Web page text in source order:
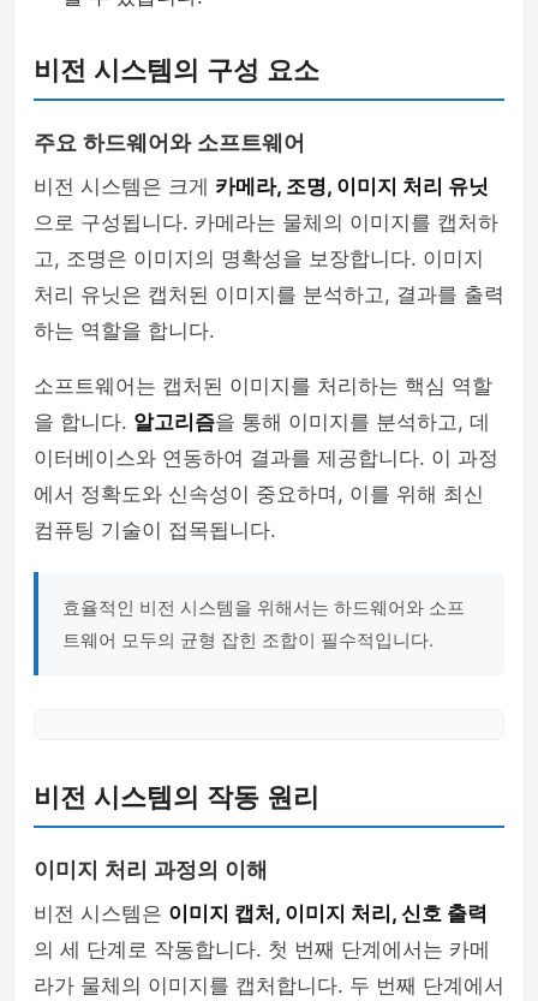
비전 시스템의 구성 요소
주요 하드웨어와 소프트웨어
비전 시스템은 크게 카메라, 조명, 이미지 처리 유닛
으로 구성됩니다. 카메라는 물체의 이미지를 캡처하
고, 조명은 이미지의 명확성을 보장합니다. 이미지
처리 유닛은 캡처된 이미지를 분석하고, 결과를 출력
하는 역할을 합니다.
소프트웨어는 캡처된 이미지를 처리하는 핵심 역할
을 합니다. 알고리즘을 통해 이미지를 분석하고, 데
이터베이스와 연동하여 결과를 제공합니다. 이 과정
에서 정확도와 신속성이 중요하며, 이를 위해 최신
컴퓨팅 기술이 접목됩니다.
효율적인 비전 시스템을 위해서는 하드웨어와 소프
트웨어 모두의 균형 잡힌 조합이 필수적입니다.
비전 시스템의 작동 원리
이미지 처리 과정의 이해
비전 시스템은 이미지 캡처, 이미지 처리, 신호 출력
의 세 단계로 작동합니다. 첫 번째 단계에서는 카메
라가 물체의 이미지를 캡처합니다. 두 번째 단계에서